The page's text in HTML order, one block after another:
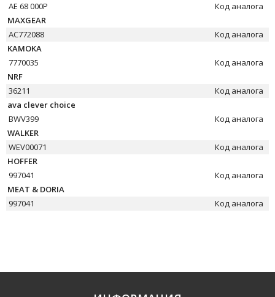
AE 68 000P
Код аналога
MAXGEAR
AC772088
Код аналога
KAMOKA
7770035
Код аналога
NRF
36211
Код аналога
ava clever choice
BWV399
Код аналога
WALKER
WEV00071
Код аналога
HOFFER
997041
Код аналога
MEAT & DORIA
997041
Код аналога